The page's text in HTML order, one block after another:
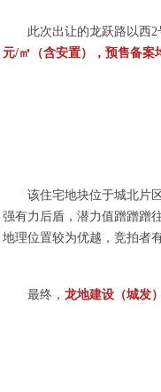
此次出让的龙跃路以西
元/㎡（含安置），预售备案
该住宅地块位于城北片
强有力后盾，潜力值蹭蹭蹭
地理位置较为优越，竞拍者
最终， 龙地建设（城发